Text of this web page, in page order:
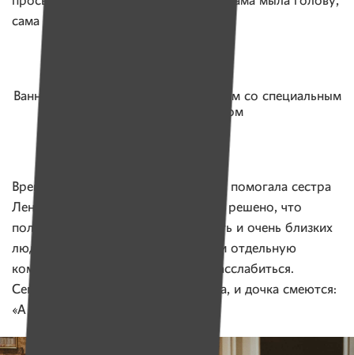
сама собиралась.
Ванную и душ заменили постаментом со специальным
откидным стульчиком
Время от времени Юле нет-нет да и помогала сестра
Лена. Но на семейном совете было решено, что
полагаться на помощь других, пусть и очень близких
людей, нельзя, и устроили для Юли отдельную
комнату. Подальше от соблазна расслабиться.
Сегодня, вспоминая все это, и мама, и дочка смеются:
«А как еще?»